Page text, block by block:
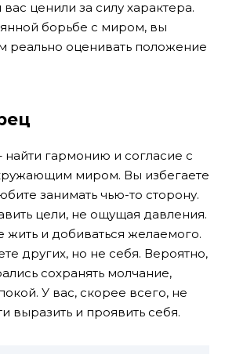
ценили за силу характера.
борьбе с миром, вы
реально оценивать положение
найти гармонию и согласие с
миром. Вы избегаете
занимать чью-то сторону.
цели, не ощущая давления.
жить и добиваться желаемого.
других, но не себя. Вероятно,
сохранять молчание,
У вас, скорее всего, не
выразить и проявить себя.